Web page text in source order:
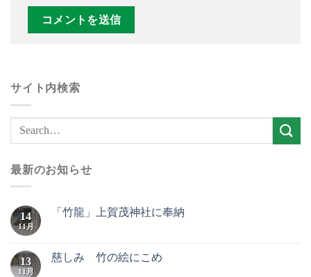
サイト内検索
最新のお知らせ
14
11月
「竹龍」上賀茂神社に奉納
13
11月
慈しみ 竹の絵にこめ